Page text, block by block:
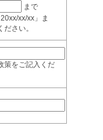
まで
xx/xx」ま
さい。
策をご記入くだ